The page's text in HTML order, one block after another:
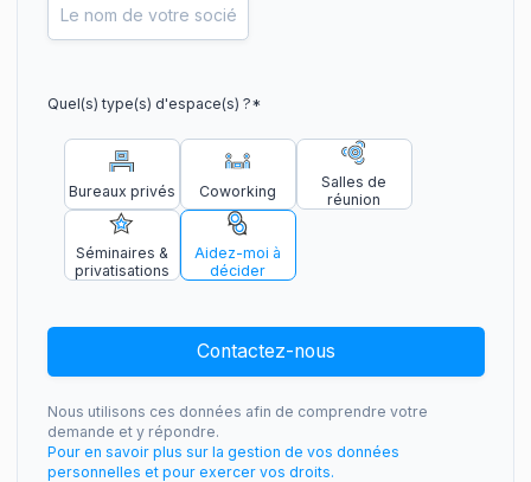
Quel(s) type(s) d'espace(s) ?*
Bureaux privés Coworking
Salles de
réunion
Séminaires &
privatisations
Aidez-moi à
décider
Contactez-nous
Nous utilisons ces données afin de comprendre votre
demande et y répondre.
Pour en savoir plus sur la gestion de vos données
personnelles et pour exercer vos droits.